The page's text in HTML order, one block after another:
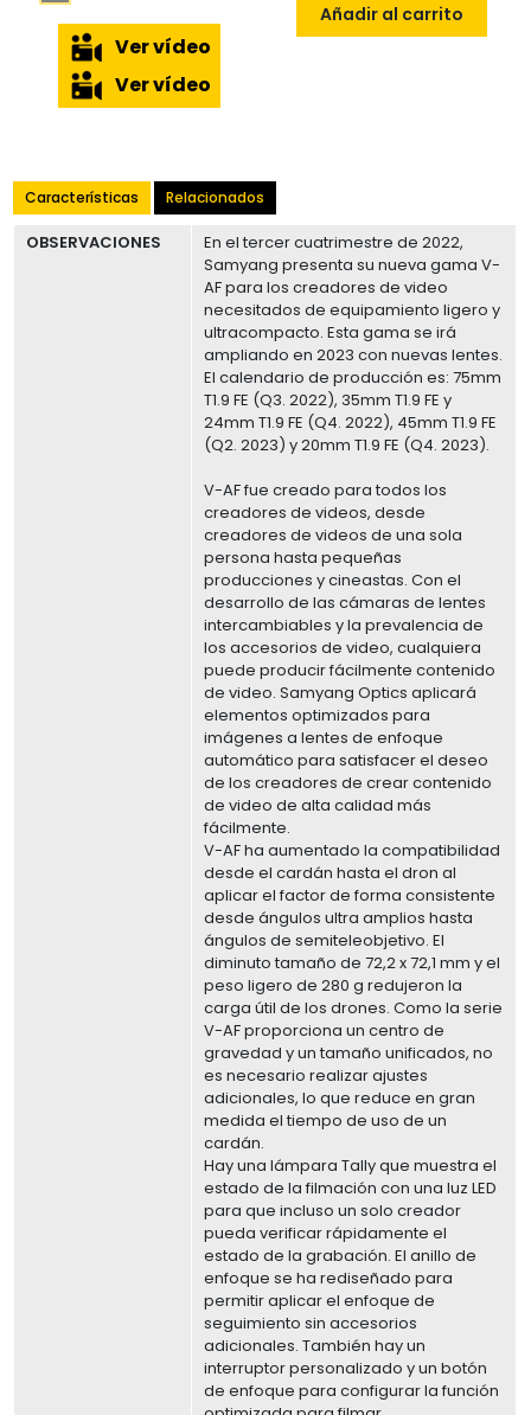
Ver vídeo
Ver vídeo
Añadir al carrito
Características Relacionados
OBSERVACIONES
En el tercer cuatrimestre de 2022,
Samyang presenta su nueva gama V-
AF para los creadores de video
necesitados de equipamiento ligero y
ultracompacto. Esta gama se irá
ampliando en 2023 con nuevas lentes.
El calendario de producción es: 75mm
T1.9 FE (Q3. 2022), 35mm T1.9 FE y
24mm T1.9 FE (Q4. 2022), 45mm T1.9 FE
(Q2. 2023) y 20mm T1.9 FE (Q4. 2023).
V-AF fue creado para todos los
creadores de videos, desde
creadores de videos de una sola
persona hasta pequeñas
producciones y cineastas. Con el
desarrollo de las cámaras de lentes
intercambiables y la prevalencia de
los accesorios de video, cualquiera
puede producir fácilmente contenido
de video. Samyang Optics aplicará
elementos optimizados para
imágenes a lentes de enfoque
automático para satisfacer el deseo
de los creadores de crear contenido
de video de alta calidad más
fácilmente.
V-AF ha aumentado la compatibilidad
desde el cardán hasta el dron al
aplicar el factor de forma consistente
desde ángulos ultra amplios hasta
ángulos de semiteleobjetivo. El
diminuto tamaño de 72,2 x 72,1 mm y el
peso ligero de 280 g redujeron la
carga útil de los drones. Como la serie
V-AF proporciona un centro de
gravedad y un tamaño unificados, no
es necesario realizar ajustes
adicionales, lo que reduce en gran
medida el tiempo de uso de un
cardán.
Hay una lámpara Tally que muestra el
estado de la filmación con una luz LED
para que incluso un solo creador
pueda verificar rápidamente el
estado de la grabación. El anillo de
enfoque se ha rediseñado para
permitir aplicar el enfoque de
seguimiento sin accesorios
adicionales. También hay un
interruptor personalizado y un botón
de enfoque para configurar la función